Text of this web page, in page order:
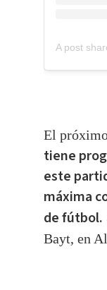
El
tiene
este
máxima
de fútbol.
Bayt, en